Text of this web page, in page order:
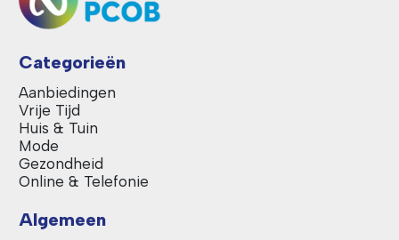
Categorieën
Aanbiedingen
Vrije Tijd
Huis & Tuin
Mode
Gezondheid
Online & Telefonie
Algemeen